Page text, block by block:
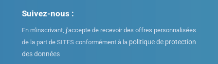
Suivez-nous :
En m'inscrivant, j'accepte de recevoir des offres personnalisées
de la part de SITES conformément à la politique de protection
des données